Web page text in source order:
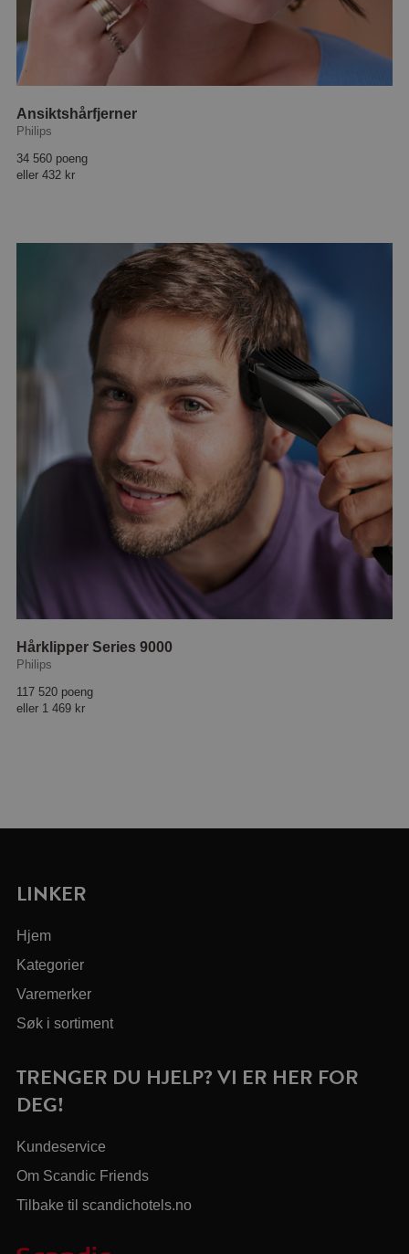
Ansiktshårfjerner
Philips
34 560 poeng
eller 432 kr
Hårklipper Series 9000
Philips
117 520 poeng
eller 1 469 kr
LINKER
Hjem
Kategorier
Varemerker
Søk i sortiment
TRENGER DU HJELP? VI ER HER FOR
DEG!
Kundeservice
Om Scandic Friends
Tilbake til scandichotels.no